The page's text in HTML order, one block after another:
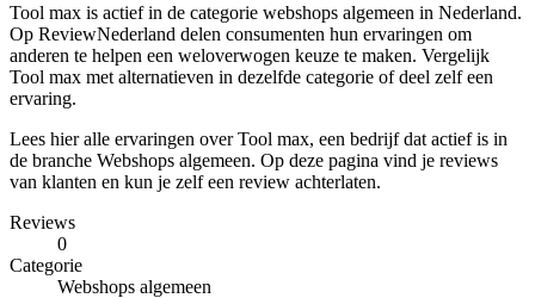
Tool max is actief in de categorie webshops algemeen in Nederland.
Op ReviewNederland delen consumenten hun ervaringen om
anderen te helpen een weloverwogen keuze te maken. Vergelijk
Tool max met alternatieven in dezelfde categorie of deel zelf een
ervaring.
Lees hier alle ervaringen over Tool max, een bedrijf dat actief is in
de branche Webshops algemeen. Op deze pagina vind je reviews
van klanten en kun je zelf een review achterlaten.
Reviews
0
Categorie
Webshops algemeen